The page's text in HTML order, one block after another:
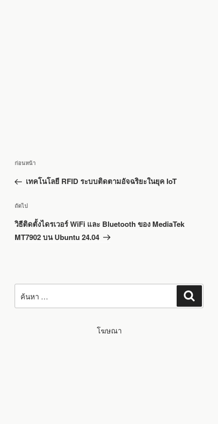
เรื่อง
เรื่อง
ก่อนหน้า
เทคโนโลยี RFID ระบบติดตามอัจฉริยะในยุค IoT
เรื่อง
ถัด
ถัดไป
วิธีติดตั้งไดรเวอร์ WiFi และ Bluetooth ของ MediaTek
MT7902 บน Ubuntu 24.04
ค้นหา:
โฆษณา